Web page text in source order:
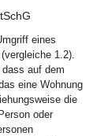
eines
1.2).
dass auf dem
eine Wohnung
die
oder